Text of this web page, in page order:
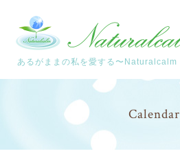
あるがままの私を愛する〜Naturalcalm
Calendar